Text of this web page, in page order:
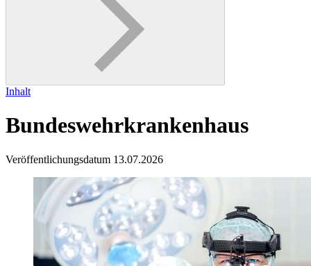
Inhalt
Bundeswehrkrankenhaus
Veröffentlichungsdatum 13.07.2026